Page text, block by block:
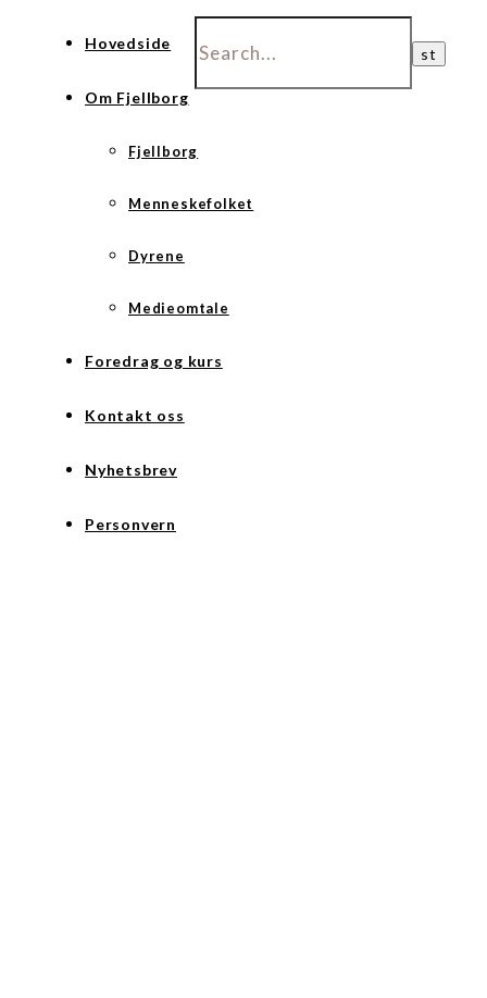
Hovedside
Om Fjellborg
Fjellborg
Menneskefolket
Dyrene
Medieomtale
Foredrag og kurs
Kontakt oss
Nyhetsbrev
Personvern